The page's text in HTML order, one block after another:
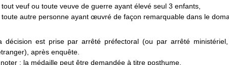
tout veuf ou toute veuve de guerre ayant élevé seul 3 enfants,
toute autre personne ayant œuvré de façon remarquable dans le
décision est prise par arrêté préfectoral (ou par arrêté
après enquête.
: la médaille peut être demandée à titre posthume.